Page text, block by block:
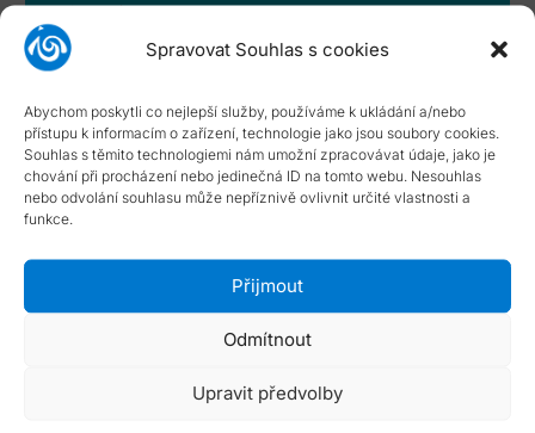
Spravovat Souhlas s cookies
Abychom poskytli co nejlepší služby, používáme k ukládání a/nebo
přístupu k informacím o zařízení, technologie jako jsou soubory cookies.
Souhlas s těmito technologiemi nám umožní zpracovávat údaje, jako je
chování při procházení nebo jedinečná ID na tomto webu. Nesouhlas
nebo odvolání souhlasu může nepříznivě ovlivnit určité vlastnosti a
funkce.
Přijmout
Odmítnout
Upravit předvolby
pochopení.
Katalogové číslo:
PO-005P
Dostupnost:skladové položky dodány do 4 dnů
NÁPOVĚDA
Typ smlouvy
Dostupnost zboží